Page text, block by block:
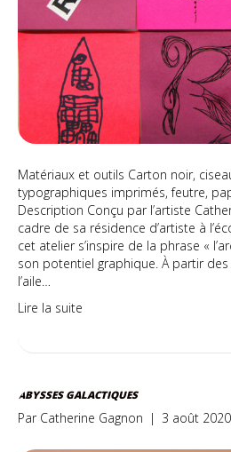
Matériaux et outils Carton noir,
typographiques imprimés, feutre,
Description Conçu par l’artiste
cadre de sa résidence d’artiste à
cet atelier s’inspire de la phrase «
son potentiel graphique. À partir
l’aile…
Lire la suite
ABYSSES GALACTIQUES
Par Catherine Gagnon | 3 août 2020